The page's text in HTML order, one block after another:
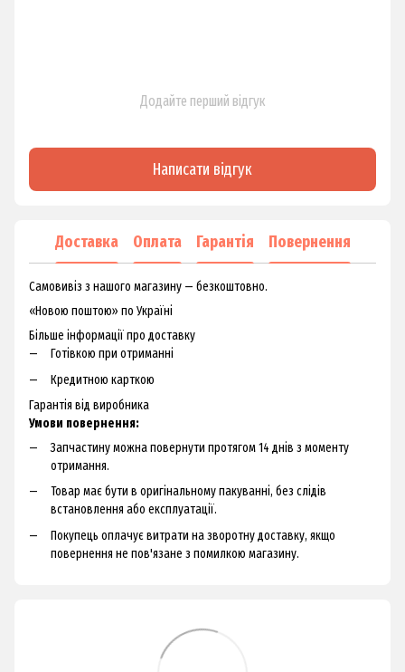
Додайте перший відгук
Написати відгук
Доставка Оплата Гарантія Повернення
Самовивіз з нашого магазину — безкоштовно.
«Новою поштою» по Україні
Більше інформації про доставку
Готівкою при отриманні
Кредитною карткою
Гарантія від виробника
Умови повернення:
Запчастину можна повернути протягом 14 днів з моменту
отримання.
Товар має бути в оригінальному пакуванні, без слідів
встановлення або експлуатації.
Покупець оплачує витрати на зворотну доставку, якщо
повернення не пов'язане з помилкою магазину.